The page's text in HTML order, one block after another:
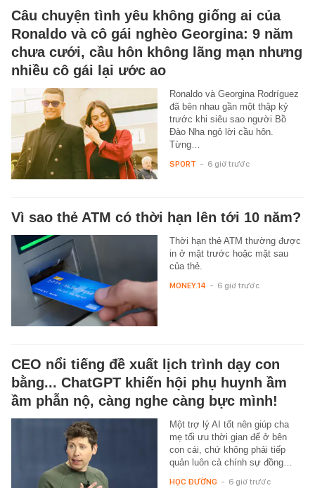
Câu chuyện tình yêu không giống ai của
Ronaldo và cô gái nghèo Georgina: 9 năm
chưa cưới, cầu hôn không lãng mạn nhưng
nhiều cô gái lại ước ao
Ronaldo và Georgina Rodríguez
đã bên nhau gần một thập kỷ
trước khi siêu sao người Bồ
Đào Nha ngỏ lời cầu hôn.
Từng…
SPORT - 6 giờ trước
Vì sao thẻ ATM có thời hạn lên tới 10 năm?
Thời hạn thẻ ATM thường được
in ở mặt trước hoặc mặt sau
của thẻ.
MONEY.14 - 6 giờ trước
CEO nổi tiếng đề xuất lịch trình dạy con
bằng... ChatGPT khiến hội phụ huynh ầm
ầm phẫn nộ, càng nghe càng bực mình!
Một trợ lý AI tốt nên giúp cha
mẹ tối ưu thời gian để ở bên
con cái, chứ không phải tiếp
quản luôn cả chính sự đồng…
HỌC ĐƯỜNG - 6 giờ trước